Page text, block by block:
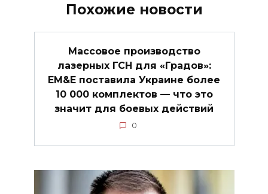
Похожие новости
Массовое производство
лазерных ГСН для «Градов»:
EM&E поставила Украине более
10 000 комплектов — что это
значит для боевых действий
0